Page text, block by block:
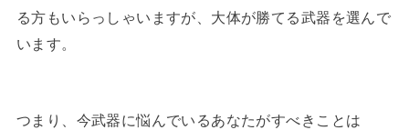
る方もいらっしゃいますが、大体が勝てる武器を選んで
います。
つまり、今武器に悩んでいるあなたがすべきことは